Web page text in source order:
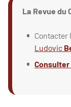
La Revue du
Contacter
Ludovic